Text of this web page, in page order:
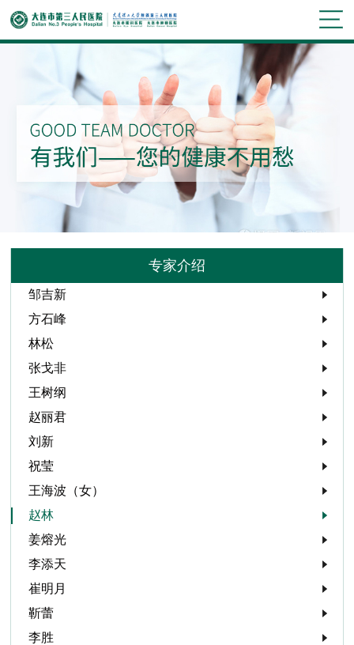
专家介绍
邹吉新
方石峰
林松
张戈非
王树纲
赵丽君
刘新
祝莹
王海波（女）
赵林
姜熔光
李添天
崔明月
靳蕾
李胜